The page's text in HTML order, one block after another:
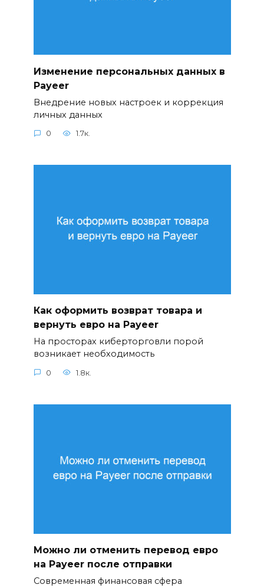
Изменение персональных данных в
Payeer
Внедрение новых настроек и коррекция
личных данных
0 1.7к.
Как оформить возврат товара и
вернуть евро на Payeer
На просторах киберторговли порой
возникает необходимость
0 1.8к.
Можно ли отменить перевод евро
на Payeer после отправки
Современная финансовая сфера